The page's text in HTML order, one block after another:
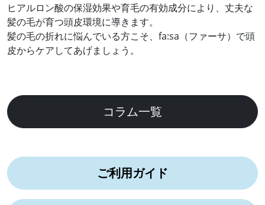
ヒアルロン酸の保湿効果や育毛の有効成分により、丈夫な
髪の毛が育つ頭皮環境に導きます。
髪の毛の折れに悩んでいる方こそ、fa:sa（ファーサ）で頭
皮からケアしてあげましょう。
コラム一覧
ご利用ガイド